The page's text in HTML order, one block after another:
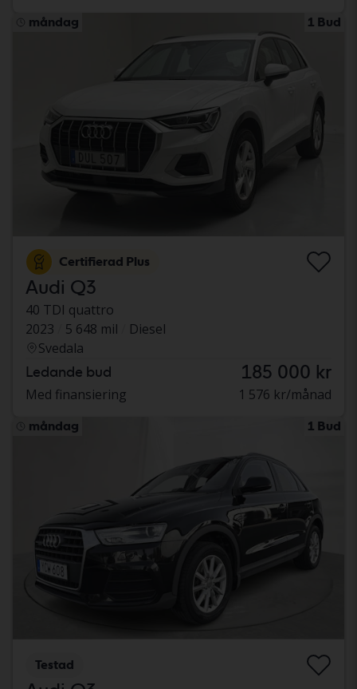
måndag 1 Bud
Certifierad Plus
Audi Q3
40 TDI quattro
2023
5 648 mil
Diesel
Svedala
Ledande bud 185 000 kr
Med finansiering 1 576 kr/månad
måndag 1 Bud
Testad